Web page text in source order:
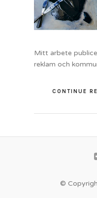
Mitt arbete
reklam och
CONTINUE
©